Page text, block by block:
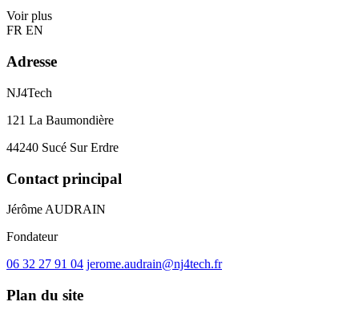
Voir plus
FR EN
Adresse
NJ4Tech
121 La Baumondière
44240 Sucé Sur Erdre
Contact principal
Jérôme AUDRAIN
Fondateur
06 32 27 91 04 jerome.audrain@nj4tech.fr
Plan du site